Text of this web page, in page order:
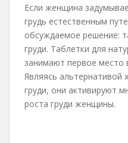
Если женщина
грудь естественным
обсуждаемое решение:
груди. Таблетки для
занимают первое место
Являясь альтернативой
груди, они активируют
роста груди женщины.